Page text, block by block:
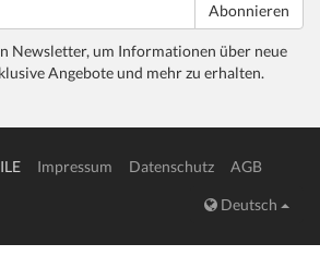
Abonnieren
Newsletter, um Informationen über neue
Angebote und mehr zu erhalten.
Impressum Datenschutz
AGB
Deutsch